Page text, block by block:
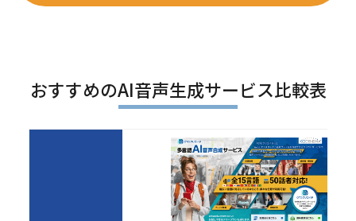
おすすめのAI音声生成サービス比較表